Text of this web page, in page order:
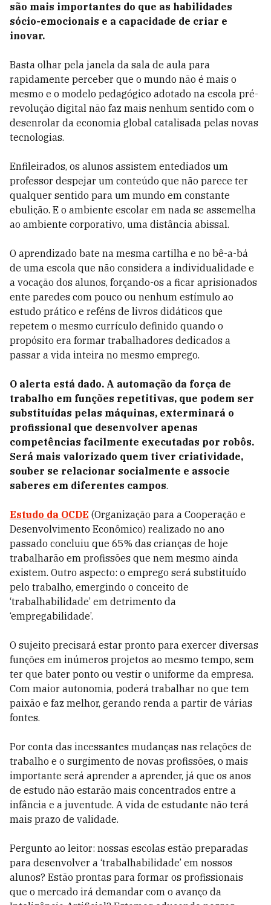
são mais importantes do que as habilidades
sócio-emocionais e a capacidade de criar e
inovar.
Basta olhar pela janela da sala de aula para
rapidamente perceber que o mundo não é mais o
mesmo e o modelo pedagógico adotado na escola pré-
revolução digital não faz mais nenhum sentido com o
desenrolar da economia global catalisada pelas novas
tecnologias.
Enfileirados, os alunos assistem entediados um
professor despejar um conteúdo que não parece ter
qualquer sentido para um mundo em constante
ebulição. E o ambiente escolar em nada se assemelha
ao ambiente corporativo, uma distância abissal.
O aprendizado bate na mesma cartilha e no bê-a-bá
de uma escola que não considera a individualidade e
a vocação dos alunos, forçando-os a ficar aprisionados
ente paredes com pouco ou nenhum estímulo ao
estudo prático e reféns de livros didáticos que
repetem o mesmo currículo definido quando o
propósito era formar trabalhadores dedicados a
passar a vida inteira no mesmo emprego.
O alerta está dado. A automação da força de
trabalho em funções repetitivas, que podem ser
substituídas pelas máquinas, exterminará o
profissional que desenvolver apenas
competências facilmente executadas por robôs.
Será mais valorizado quem tiver criatividade,
souber se relacionar socialmente e associe
saberes em diferentes campos.
Estudo da OCDE (Organização para a Cooperação e
Desenvolvimento Econômico) realizado no ano
passado concluiu que 65% das crianças de hoje
trabalharão em profissões que nem mesmo ainda
existem. Outro aspecto: o emprego será substituído
pelo trabalho, emergindo o conceito de
‘trabalhabilidade’ em detrimento da
‘empregabilidade’.
O sujeito precisará estar pronto para exercer diversas
funções em inúmeros projetos ao mesmo tempo, sem
ter que bater ponto ou vestir o uniforme da empresa.
Com maior autonomia, poderá trabalhar no que tem
paixão e faz melhor, gerando renda a partir de várias
fontes.
Por conta das incessantes mudanças nas relações de
trabalho e o surgimento de novas profissões, o mais
importante será aprender a aprender, já que os anos
de estudo não estarão mais concentrados entre a
infância e a juventude. A vida de estudante não terá
mais prazo de validade.
Pergunto ao leitor: nossas escolas estão preparadas
para desenvolver a ‘trabalhabilidade’ em nossos
alunos? Estão prontas para formar os profissionais
que o mercado irá demandar com o avanço da